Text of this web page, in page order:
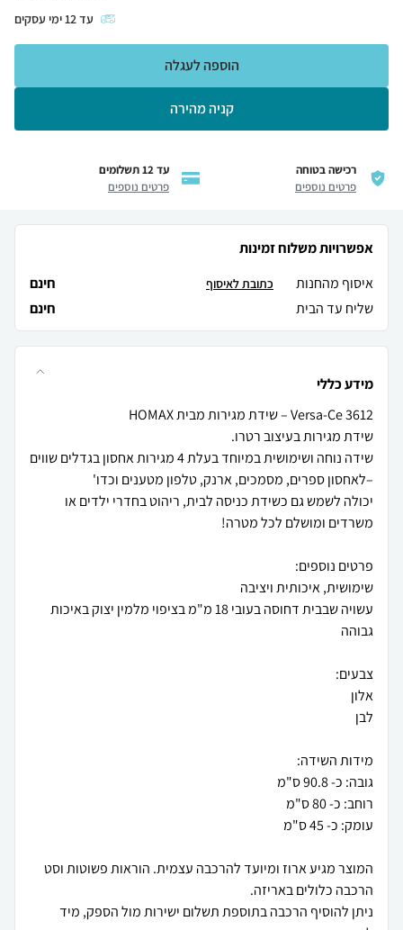
עד 12 ימי עסקים
קניה מהירה
הוספה לעגלה
רכישה בטוחה
פרטים נוספים
עד 12 תשלומים
פרטים נוספים
אפשרויות משלוח זמינות
איסוף מהחנות
חינם כתובת לאיסוף
שליח עד הבית חינם
מידע כללי
שידה נוחה ושימושית במיוחד בעלת 4 מגירות אחסון בגדלים שווים
יכולה לשמש גם כשידת כניסה לבית, ריהוט בחדרי ילדים או
עשויה שבבית דחוסה בעובי 18 מ"מ בציפוי מלמין יצוק באיכות
המוצר מגיע ארוז ומיועד להרכבה עצמית. הוראות פשוטות וסט
ניתן להוסיף הרכבה בתוספת תשלום ישירות מול הספק, מיד